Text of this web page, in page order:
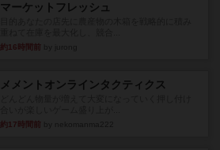
マーケットフレッシュ
約16時間前
メメントオンラインタクティクス
約17時間前